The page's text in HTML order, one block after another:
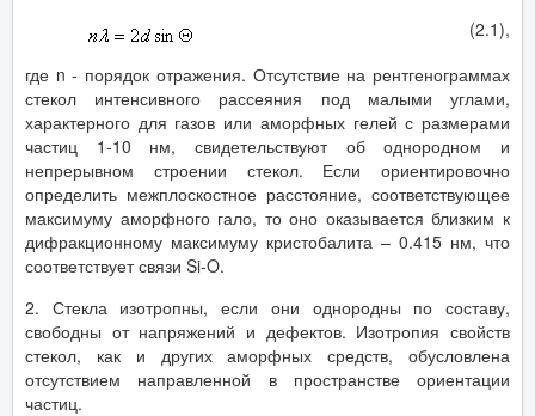
(2.1),
где n - порядок отражения. Отсутствие на рентгенограммах
стекол интенсивного рассеяния под малыми углами,
характерного для газов или аморфных гелей с размерами
частиц 1-10 нм, свидетельствуют об однородном и
непрерывном строении стекол. Если ориентировочно
определить межплоскостное расстояние, соответствующее
максимуму аморфного гало, то оно оказывается близким к
дифракционному максимуму кристобалита – 0.415 нм, что
соответствует связи Si-O.
2. Стекла изотропны, если они однородны по составу,
свободны от напряжений и дефектов. Изотропия свойств
стекол, как и других аморфных средств, обусловлена
отсутствием направленной в пространстве ориентации
частиц.